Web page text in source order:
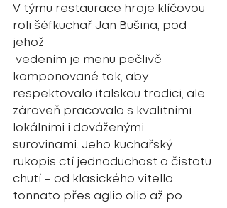
V týmu restaurace hraje klíčovou
roli šéfkuchař Jan Bušina, pod
jehož
komponované tak, aby
respektovalo italskou tradici, ale
zároveň pracovalo s kvalitními
lokálními i dováženými
surovinami. Jeho kuchařský
rukopis ctí jednoduchost a čistotu
chutí – od klasického vitello
tonnato přes aglio olio až po